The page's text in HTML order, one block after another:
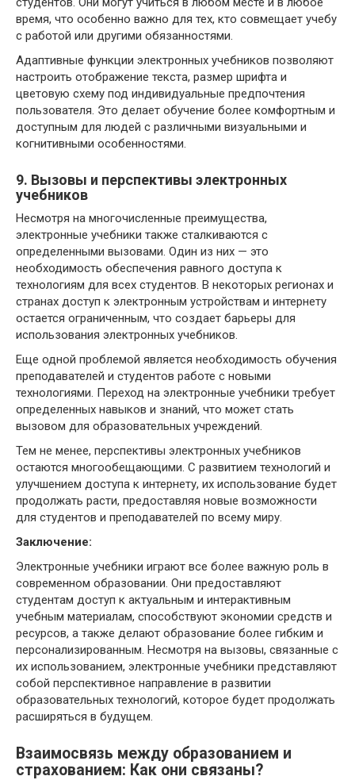
время, что особенно важно для тех, кто совмещает учебу
с работой или другими обязанностями.
Адаптивные функции электронных учебников позволяют
настроить отображение текста, размер шрифта и
цветовую схему под индивидуальные предпочтения
пользователя. Это делает обучение более комфортным и
доступным для людей с различными визуальными и
когнитивными особенностями.
9. Вызовы и перспективы электронных
учебников
Несмотря на многочисленные преимущества,
электронные учебники также сталкиваются с
определенными вызовами. Один из них — это
необходимость обеспечения равного доступа к
технологиям для всех студентов. В некоторых регионах и
странах доступ к электронным устройствам и интернету
остается ограниченным, что создает барьеры для
использования электронных учебников.
Еще одной проблемой является необходимость обучения
преподавателей и студентов работе с новыми
технологиями. Переход на электронные учебники требует
определенных навыков и знаний, что может стать
вызовом для образовательных учреждений.
Тем не менее, перспективы электронных учебников
остаются многообещающими. С развитием технологий и
улучшением доступа к интернету, их использование будет
продолжать расти, предоставляя новые возможности
для студентов и преподавателей по всему миру.
Заключение:
Электронные учебники играют все более важную роль в
современном образовании. Они предоставляют
студентам доступ к актуальным и интерактивным
учебным материалам, способствуют экономии средств и
ресурсов, а также делают образование более гибким и
персонализированным. Несмотря на вызовы, связанные с
их использованием, электронные учебники представляют
собой перспективное направление в развитии
образовательных технологий, которое будет продолжать
расширяться в будущем.
Взаимосвязь между образованием и
страхованием: Как они связаны?